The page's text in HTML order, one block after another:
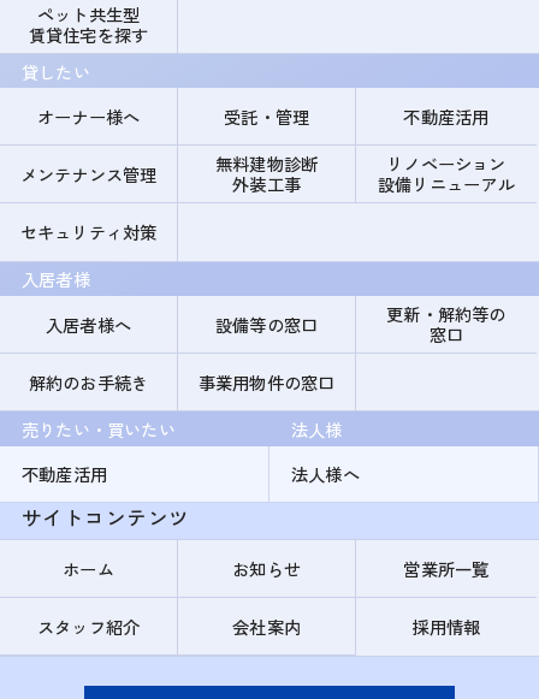
ペット共生型
賃貸住宅を探す
貸したい
オーナー様へ
受託・管理 不動産活用
メンテナンス管理
無料建物診断
外装工事
リノベーション
設備リニューアル
セキュリティ対策
入居者様
入居者様へ
設備等の窓口
更新・解約等の
窓口
解約のお手続き
事業用物件の窓口
売りたい・買いたい
不動産活用
法人様
法人様へ
サイトコンテンツ
ホーム お知らせ 営業所一覧
スタッフ紹介 会社案内 採用情報